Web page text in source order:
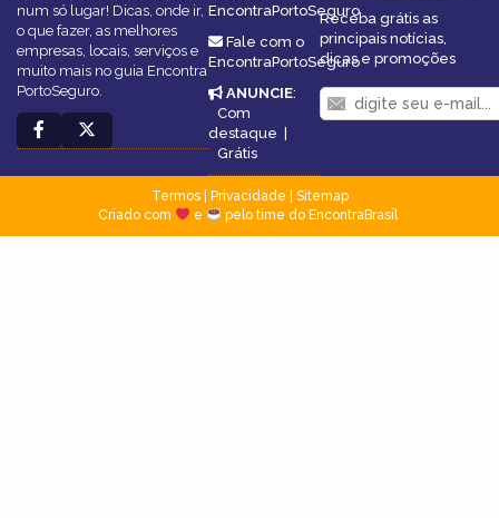
num só lugar! Dicas, onde ir,
o que fazer, as melhores
empresas, locais, serviços e
muito mais no guia Encontra
PortoSeguro.
EncontraPortoSeguro
Fale com o
EncontraPortoSeguro
ANUNCIE:
Com
destaque |
Grátis
Receba grátis as
principais notícias,
dicas e promoções
Termos| Privacidade
Sitemap
Criado com
e pelo time do EncontraBrasil